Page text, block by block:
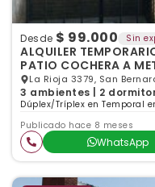
Desde $ 99.000 Sin
ALQUILER
PATIO COCHERA A
La Rioja 3379, San
3 ambientes | 2
Dúplex/Tríplex en Temporal
Publicado hace 8 meses
WhatsApp